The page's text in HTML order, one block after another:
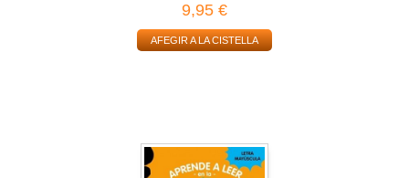
9,95 €
AFEGIR A LA CISTELLA